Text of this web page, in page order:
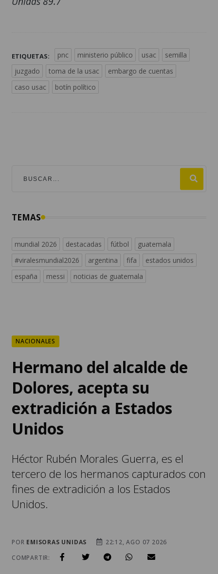
ETIQUETAS: pnc ministerio público usac
semilla
juzgado
toma de la usac
embargo de cuentas
caso usac
botín político
TEMAS
mundial 2026 destacadas fútbol
guatemala
#viralesmundial2026
argentina fifa
estados unidos
españa
messi noticias de guatemala
NACIONALES
Hermano del alcalde de
Dolores, acepta su
extradición a Estados
Unidos
Héctor Rubén Morales Guerra, es el
tercero de los hermanos capturados con
fines de extradición a los Estados
Unidos.
POR EMISORAS UNIDAS
22:12, AGO 07 2026
COMPARTIR: